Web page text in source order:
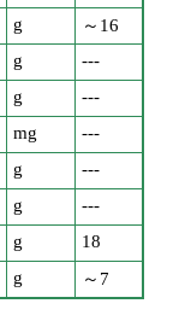
g
～16
g
---
g
---
mg
---
g
---
g
---
g
18
g ～7